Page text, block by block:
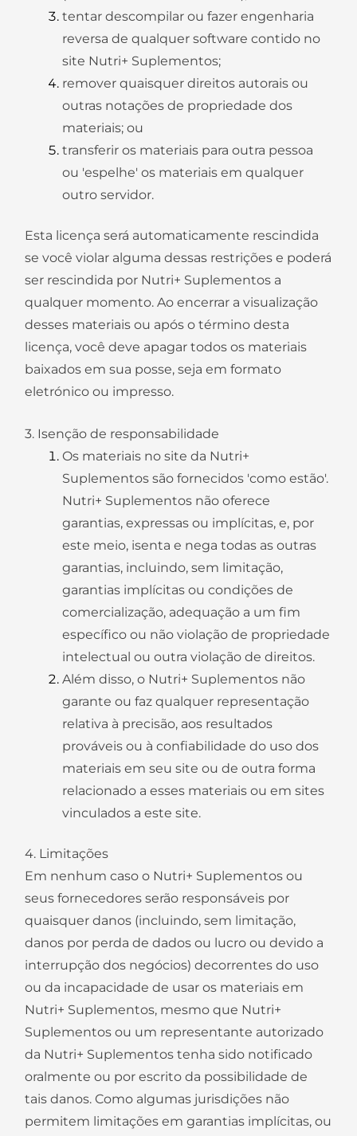
tentar descompilar ou fazer engenharia
reversa de qualquer software contido no
site Nutri+ Suplementos;
remover quaisquer direitos autorais ou
outras notações de propriedade dos
materiais; ou
transferir os materiais para outra pessoa
ou 'espelhe' os materiais em qualquer
outro servidor.
Esta licença será automaticamente rescindida
se você violar alguma dessas restrições e poderá
ser rescindida por Nutri+ Suplementos a
qualquer momento. Ao encerrar a visualização
desses materiais ou após o término desta
licença, você deve apagar todos os materiais
baixados em sua posse, seja em formato
eletrónico ou impresso.
3. Isenção de responsabilidade
Os materiais no site da Nutri+
Suplementos são fornecidos 'como estão'.
Nutri+ Suplementos não oferece
garantias, expressas ou implícitas, e, por
este meio, isenta e nega todas as outras
garantias, incluindo, sem limitação,
garantias implícitas ou condições de
comercialização, adequação a um fim
específico ou não violação de propriedade
intelectual ou outra violação de direitos.
Além disso, o Nutri+ Suplementos não
garante ou faz qualquer representação
relativa à precisão, aos resultados
prováveis ​​ou à confiabilidade do uso dos
materiais em seu site ou de outra forma
relacionado a esses materiais ou em sites
vinculados a este site.
4. Limitações
Em nenhum caso o Nutri+ Suplementos ou
seus fornecedores serão responsáveis ​​por
quaisquer danos (incluindo, sem limitação,
danos por perda de dados ou lucro ou devido a
interrupção dos negócios) decorrentes do uso
ou da incapacidade de usar os materiais em
Nutri+ Suplementos, mesmo que Nutri+
Suplementos ou um representante autorizado
da Nutri+ Suplementos tenha sido notificado
oralmente ou por escrito da possibilidade de
tais danos. Como algumas jurisdições não
permitem limitações em garantias implícitas, ou